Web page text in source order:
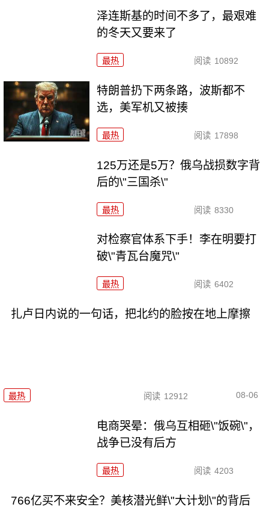
泽连斯基的时间不多了，最艰难
的冬天又要来了
最热 阅读 10892
特朗普扔下两条路，波斯都不
选，美军机又被揍
最热 阅读 17898
125万还是5万？俄乌战损数字背
后的\"三国杀\"
最热 阅读 8330
对检察官体系下手！李在明要打
破\"青瓦台魔咒\"
最热 阅读 6402
扎卢日内说的一句话，把北约的脸按在地上摩擦
最热 阅读 12912 08-06
电商哭晕：俄乌互相砸\"饭碗\"，
战争已没有后方
最热 阅读 4203
766亿买不来安全？美核潜光鲜\"大计划\"的背后